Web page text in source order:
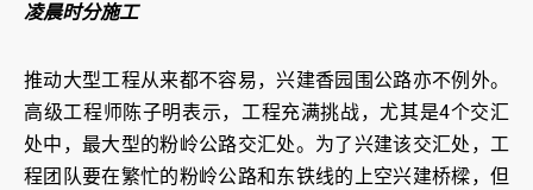
凌晨时分施工
推动大型工程从来都不容易，兴建香园围公路亦不例外。
高级工程师陈子明表示，工程充满挑战，尤其是4个交汇
处中，最大型的粉岭公路交汇处。为了兴建该交汇处，工
程团队要在繁忙的粉岭公路和东铁线的上空兴建桥樑，但